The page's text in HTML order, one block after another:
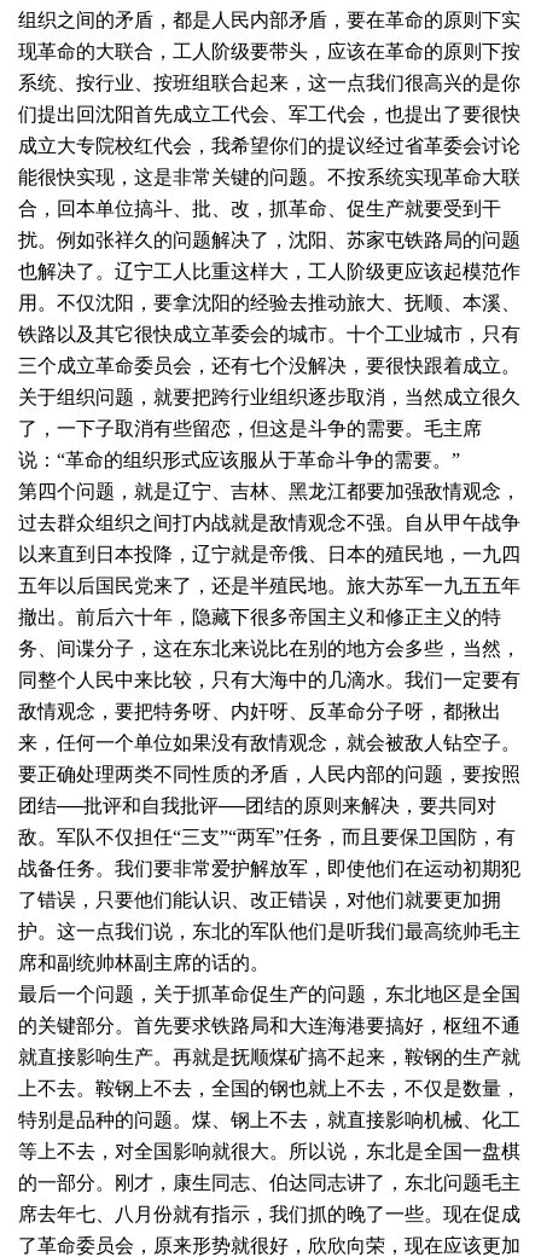
组织之间的矛盾，都是人民内部矛盾，要在革命的原则下实
现革命的大联合，工人阶级要带头，应该在革命的原则下按
系统、按行业、按班组联合起来，这一点我们很高兴的是你
们提出回沈阳首先成立工代会、军工代会，也提出了要很快
成立大专院校红代会，我希望你们的提议经过省革委会讨论
能很快实现，这是非常关键的问题。不按系统实现革命大联
合，回本单位搞斗、批、改，抓革命、促生产就要受到干
扰。例如张祥久的问题解决了，沈阳、苏家屯铁路局的问题
也解决了。辽宁工人比重这样大，工人阶级更应该起模范作
用。不仅沈阳，要拿沈阳的经验去推动旅大、抚顺、本溪、
铁路以及其它很快成立革委会的城市。十个工业城市，只有
三个成立革命委员会，还有七个没解决，要很快跟着成立。
关于组织问题，就要把跨行业组织逐步取消，当然成立很久
了，一下子取消有些留恋，但这是斗争的需要。毛主席
说：“革命的组织形式应该服从于革命斗争的需要。”
第四个问题，就是辽宁、吉林、黑龙江都要加强敌情观念，
过去群众组织之间打内战就是敌情观念不强。自从甲午战争
以来直到日本投降，辽宁就是帝俄、日本的殖民地，一九四
五年以后国民党来了，还是半殖民地。旅大苏军一九五五年
撤出。前后六十年，隐藏下很多帝国主义和修正主义的特
务、间谍分子，这在东北来说比在别的地方会多些，当然，
同整个人民中来比较，只有大海中的几滴水。我们一定要有
敌情观念，要把特务呀、内奸呀、反革命分子呀，都揪出
来，任何一个单位如果没有敌情观念，就会被敌人钻空子。
要正确处理两类不同性质的矛盾，人民内部的问题，要按照
团结──批评和自我批评──团结的原则来解决，要共同对
敌。军队不仅担任“三支”“两军”任务，而且要保卫国防，有
战备任务。我们要非常爱护解放军，即使他们在运动初期犯
了错误，只要他们能认识、改正错误，对他们就要更加拥
护。这一点我们说，东北的军队他们是听我们最高统帅毛主
席和副统帅林副主席的话的。
最后一个问题，关于抓革命促生产的问题，东北地区是全国
的关键部分。首先要求铁路局和大连海港要搞好，枢纽不通
就直接影响生产。再就是抚顺煤矿搞不起来，鞍钢的生产就
上不去。鞍钢上不去，全国的钢也就上不去，不仅是数量，
特别是品种的问题。煤、钢上不去，就直接影响机械、化工
等上不去，对全国影响就很大。所以说，东北是全国一盘棋
的一部分。刚才，康生同志、伯达同志讲了，东北问题毛主
席去年七、八月份就有指示，我们抓的晚了一些。现在促成
了革命委员会，原来形势就很好，欣欣向荣，现在应该更加